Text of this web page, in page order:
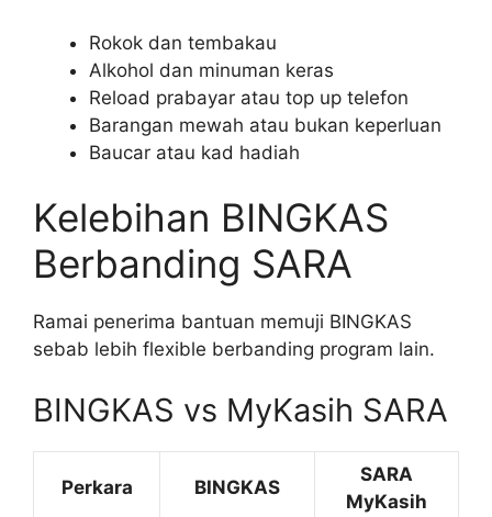
Rokok dan tembakau
Alkohol dan minuman keras
Reload prabayar atau top up telefon
Barangan mewah atau bukan keperluan
Baucar atau kad hadiah
Kelebihan BINGKAS
Berbanding SARA
Ramai penerima bantuan memuji BINGKAS
sebab lebih flexible berbanding program lain.
BINGKAS vs MyKasih SARA
Perkara BINGKAS
SARA
MyKasih